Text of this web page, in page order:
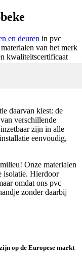
en deuren in pvc
van het merk
kwaliteitscertificaat
daarvan kiest: de
verschillende
zijn in alle
eenvoudig,
Onze materialen
isolatie. Hierdoor
omdat ons pvc
zonder daarbij
zijn op de Europese markt